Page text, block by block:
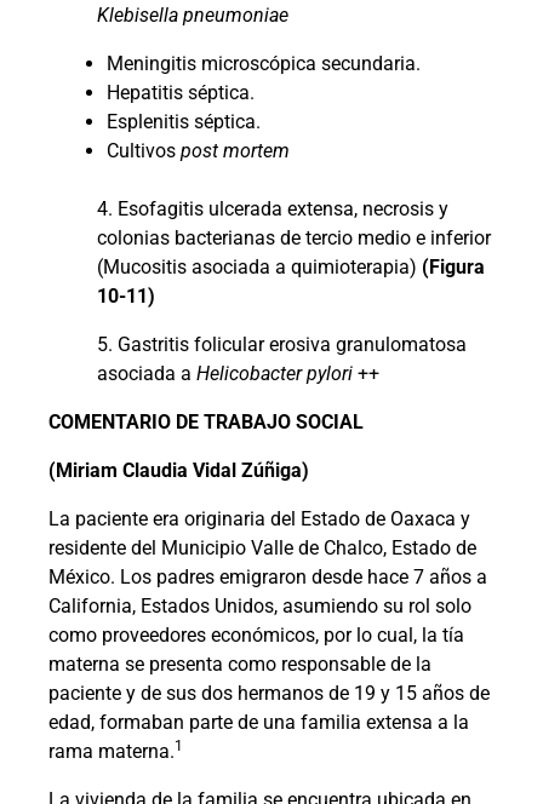
Klebisella pneumoniae
Meningitis microscópica secundaria.
Hepatitis séptica.
Esplenitis séptica.
Cultivos post mortem
4. Esofagitis ulcerada extensa, necrosis y
colonias bacterianas de tercio medio e inferior
(Mucositis asociada a quimioterapia) (Figura
10-11)
5. Gastritis folicular erosiva granulomatosa
asociada a Helicobacter pylori ++
COMENTARIO DE TRABAJO SOCIAL
(Miriam Claudia Vidal Zúñiga)
La paciente era originaria del Estado de Oaxaca y
residente del Municipio Valle de Chalco, Estado de
México. Los padres emigraron desde hace 7 años a
California, Estados Unidos, asumiendo su rol solo
como proveedores económicos, por lo cual, la tía
materna se presenta como responsable de la
paciente y de sus dos hermanos de 19 y 15 años de
edad, formaban parte de una familia extensa a la
rama materna.1